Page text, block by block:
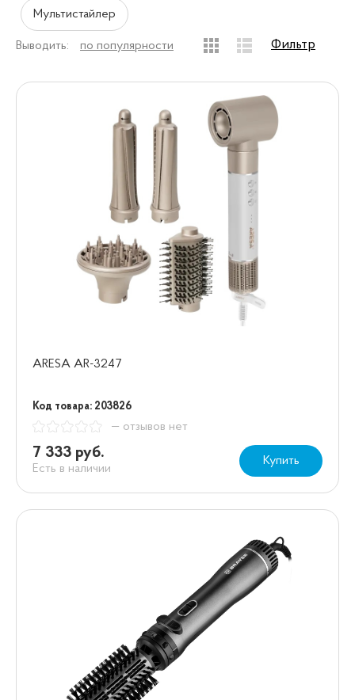
Мультистайлер
Выводить: по популярности Фильтр
ARESA AR-3247
Код товара: 203826
— отзывов нет
7 333 руб.
Есть в наличии
Купить